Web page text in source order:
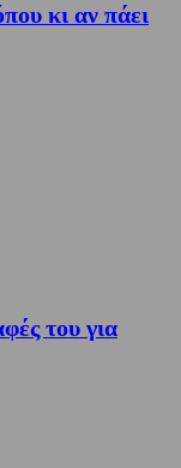
κι αν πάει
του για